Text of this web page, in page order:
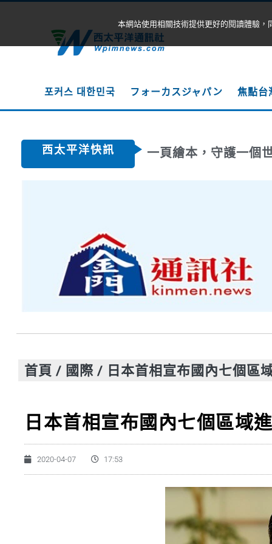
포커스 대한민국 フォーカスジャパン 焦點台
西太平洋快訊 一頁繪本，守護一個
首頁 / 國際 / 日本首相宣布國內七個區
日本首相宣布國內七個區域
2020-04-07 17:53
本網站使用相關技術提供更好的閱讀體驗